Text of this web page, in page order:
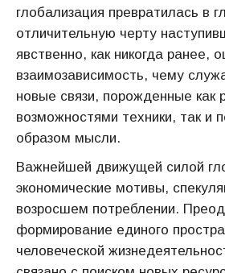
глобализация превратилась в
отличительную черту
явственно, как никогда ранее,
взаимозависимость, чему
новые связи, порожденные как
возможностями техники, так и
образом мысли.
Важнейшей движущей силой
экономические мотивы,
возросшем потреблении.
формирование единого
человеческой